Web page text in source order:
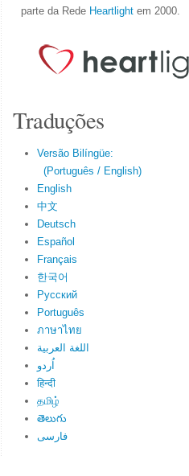
parte da Rede Heartlight em 2000.
Traduções
Versão Bilíngüe:
(Português / English)
English
中文
Deutsch
Español
Français
한국어
Русский
Português
ภาษาไทย
اللغة العربية
اُردو
हिन्दी
தமிழ்
తెలుగు
فارسی